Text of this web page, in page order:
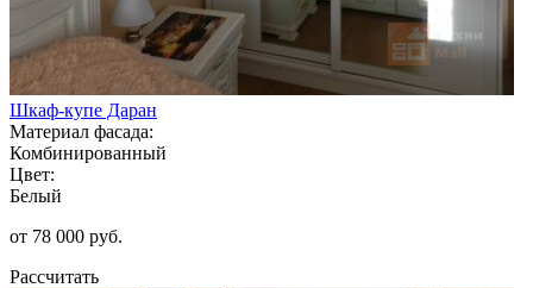
Шкаф-купе Даран
Материал фасада:
Комбинированный
Цвет:
Белый
от 78 000 руб.
Рассчитать